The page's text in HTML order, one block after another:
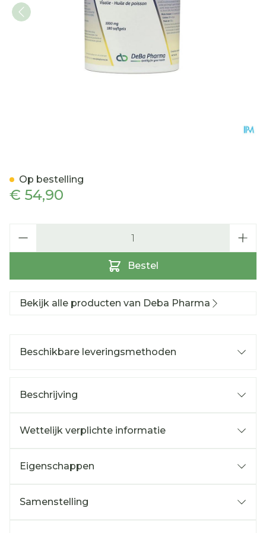
€ 54,90
Bestel
Op bestelling
Bekijk alle producten van Deba Pharma
Beschikbare leveringsmethoden
Beschrijving
Wettelijk verplichte informatie
Eigenschappen
Samenstelling